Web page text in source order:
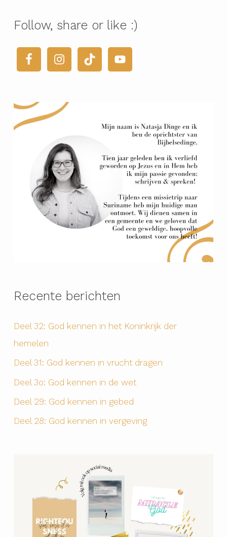
Follow, share or like :)
Recente berichten
Deel 32: God kennen in het Koninkrijk der
hemelen
Deel 31: God kennen in vrucht dragen
Deel 3o: God kennen in de wet
Deel 29: God kennen in gebed
Deel 28: God kennen in vergeving